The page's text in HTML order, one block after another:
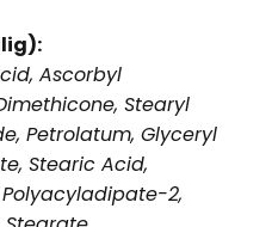
Ascorbyl
Stearyl
Petrolatum, Glyceryl
Stearic Acid,
2,